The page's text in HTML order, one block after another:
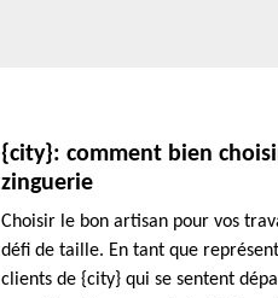
{city}: comment bien
zinguerie
Choisir le bon artisan pour vos
défi de taille. En tant que
clients de {city} qui se sentent